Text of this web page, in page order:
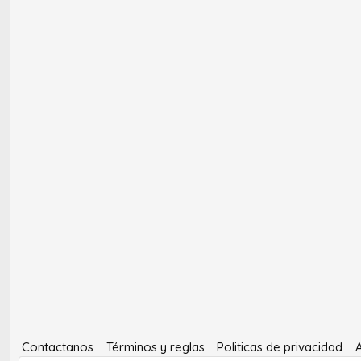
Contactanos Términos y reglas Politicas de privacidad